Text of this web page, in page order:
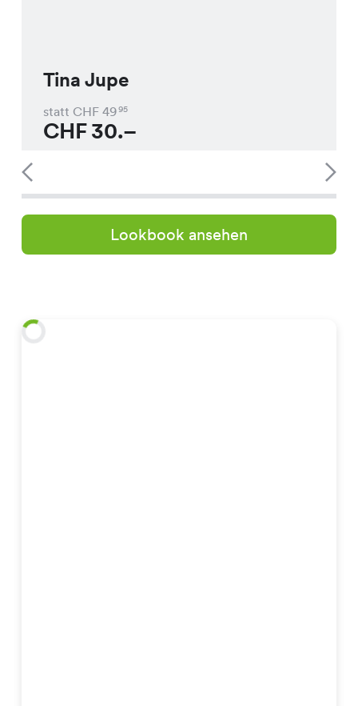
Tina Jupe
statt CHF 4995
CHF30.–
Lookbook ansehen